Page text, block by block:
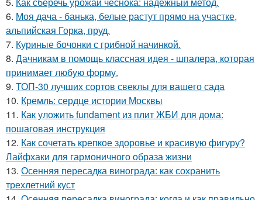
6. Моя дача - банька, белые растут прямо на участке,
альпийская Горка, пруд.
7. Куриные бочонки с грибной начинкой.
8. Дачникам в помощь классная идея - шпалера, которая
принимает любую форму.
9. ТОП-30 лучших сортов свеклы для вашего сада
10. Кремль: сердце истории Москвы
11. Как уложить fundament из плит ЖБИ для дома:
пошаговая инструкция
12. Как сочетать крепкое здоровье и красивую фигуру?
Лайфхаки для гармоничного образа жизни
13. Осенняя пересадка винограда: как сохранить
трехлетний куст